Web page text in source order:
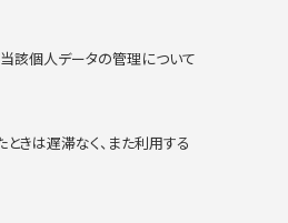
該個人データの管理について
きは遅滞なく、また利用する